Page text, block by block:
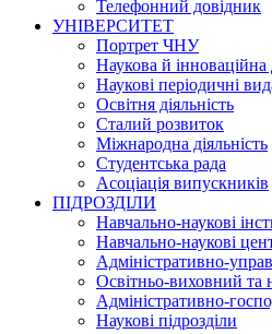
Телефонний довідник
УНІВЕРСИТЕТ
Портрет ЧНУ
Наукова й інноваційна
Наукові періодичні
Освітня діяльність
Сталий розвиток
Міжнародна діяльність
Студентська рада
Асоціація випускників
ПІДРОЗДІЛИ
Навчально-наукові
Навчально-наукові
Адміністративно-
Освітньо-виховний та
Адміністративно-
Наукові підрозділи